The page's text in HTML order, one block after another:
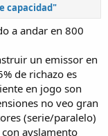
capacidad"
a andar en 800
un emissor en
de richazo es
en jogo son
no veo gran
(serie/paralelo)
ayslamento